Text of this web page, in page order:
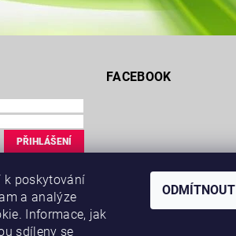
FACEBOOK
k poskytování
a analýze
Informace, jak
sdíleny se
ODMÍTNOUT